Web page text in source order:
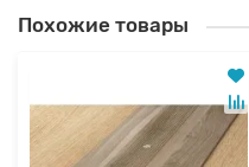
Похожие товары